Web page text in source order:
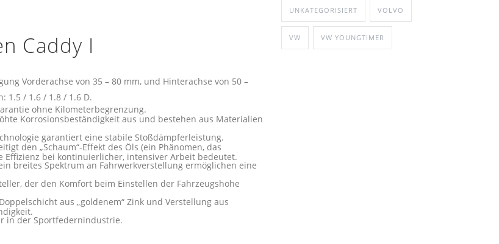
Caddy I
Vorderachse von 35 – 80 mm, und Hinterachse von 50 –
1.5 / 1.6 / 1.8 / 1.6 D.
ohne Kilometerbegrenzung.
Korrosionsbeständigkeit aus und bestehen aus Materialien
garantiert eine stabile Stoßdämpferleistung.
den „Schaum“-Effekt des Öls (ein Phänomen, das
bei kontinuierlicher, intensiver Arbeit bedeutet.
breites Spektrum an Fahrwerkverstellung ermöglichen eine
der den Komfort beim Einstellen der Fahrzeugshöhe
aus „goldenem“ Zink und Verstellung aus
in der Sportfedernindustrie.
UNKATEGORISIERT VOLVO
VW VW YOUNGTIMER